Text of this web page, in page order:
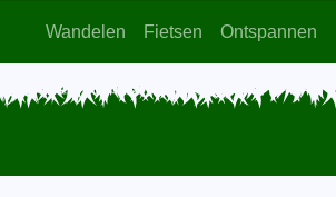
Wandelen Fietsen Ontspannen